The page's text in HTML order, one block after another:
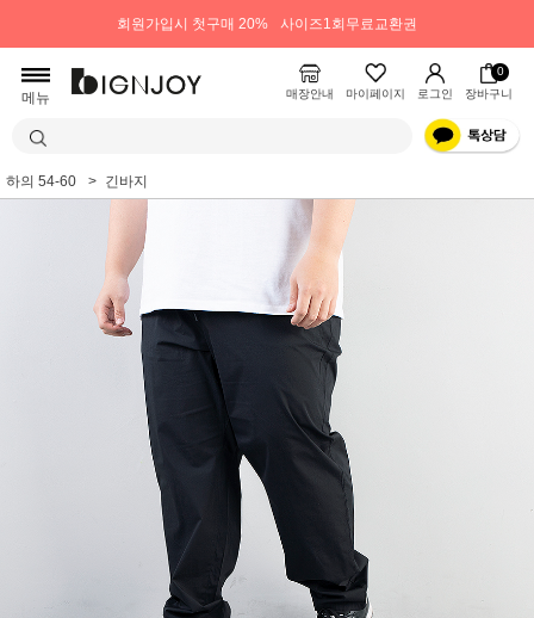
회원가입시 첫구매 20% 사이즈1회무료교환권
메뉴 매장안내 마이페이지 로그인
0
장바구니
하의 54-60 긴바지